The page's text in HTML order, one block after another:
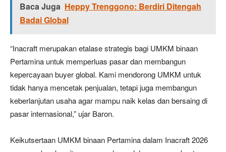
Baca Juga Heppy Trenggono: Berdiri Ditengah
Badai Global
“Inacraft merupakan etalase strategis bagi UMKM binaan
Pertamina untuk memperluas pasar dan membangun
kepercayaan buyer global. Kami mendorong UMKM untuk
tidak hanya mencetak penjualan, tetapi juga membangun
keberlanjutan usaha agar mampu naik kelas dan bersaing di
pasar internasional,” ujar Baron.
Keikutsertaan UMKM binaan Pertamina dalam Inacraft 2026